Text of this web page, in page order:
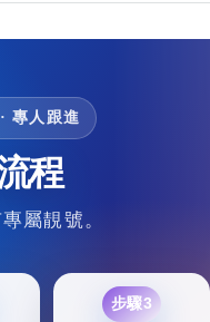
專人跟進
程
屬靚號。
步驟3